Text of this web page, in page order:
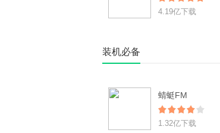
4.19亿下载
装机必备
蜻蜓FM
1.32亿下载